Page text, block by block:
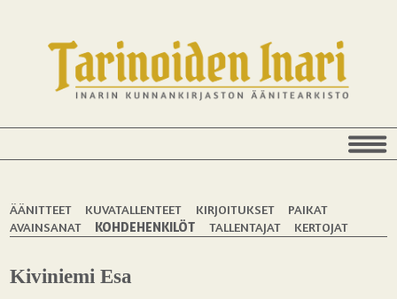
ÄÄNITTEET KUVATALLENTEET KIRJOITUKSET
PAIKAT
AVAINSANAT
KOHDEHENKILÖT TALLENTAJAT KERTOJAT
Kiviniemi Esa